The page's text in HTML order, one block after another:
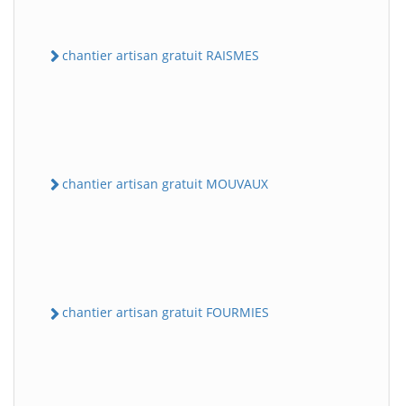
chantier artisan gratuit RAISMES
chantier artisan gratuit MOUVAUX
chantier artisan gratuit FOURMIES